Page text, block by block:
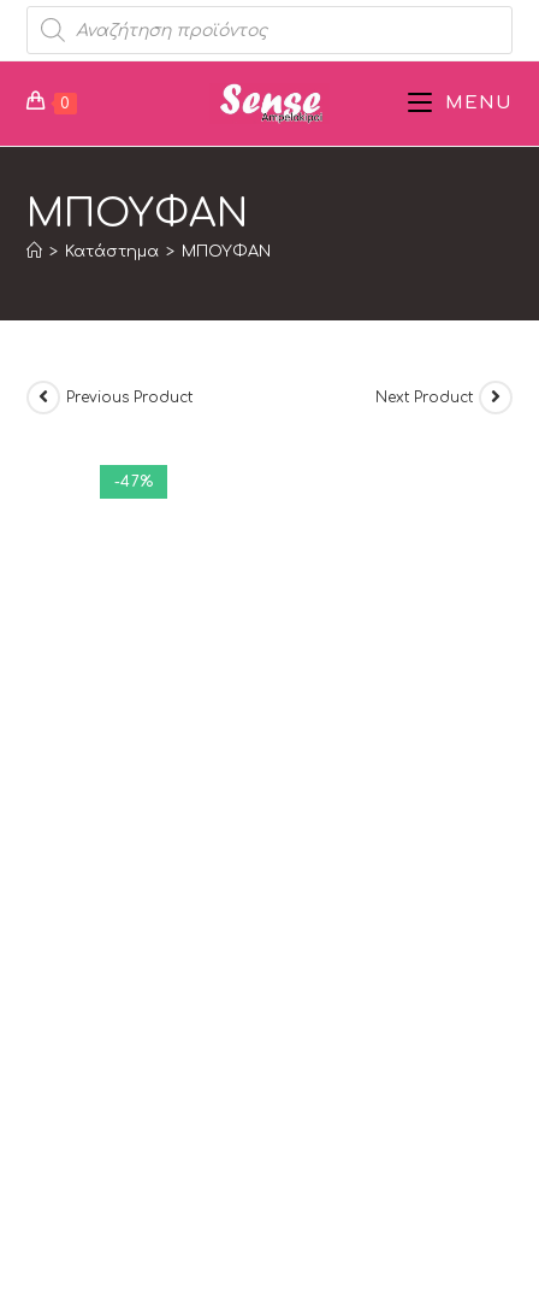
0 MENU
ΜΠΟΥΦΑΝ
> Κατάστημα > ΜΠΟΥΦΑΝ
-47%
Previous Product Next Product